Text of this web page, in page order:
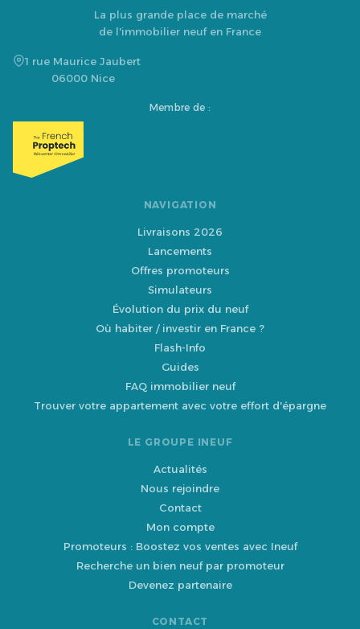
La plus grande place de marché
de l'immobilier neuf en France
1 rue Maurice Jaubert
06000 Nice
Membre de :
NAVIGATION
Livraisons 2026
Lancements
Offres promoteurs
Simulateurs
Évolution du prix du neuf
Où habiter / investir en France ?
Flash-Info
Guides
FAQ immobilier neuf
Trouver votre appartement avec votre effort d'épargne
LE GROUPE INEUF
Actualités
Nous rejoindre
Contact
Mon compte
Promoteurs : Boostez vos ventes avec Ineuf
Recherche un bien neuf par promoteur
Devenez partenaire
CONTACT